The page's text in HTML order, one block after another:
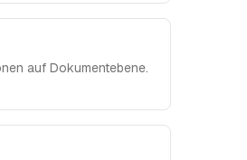
auf Dokumentebene.